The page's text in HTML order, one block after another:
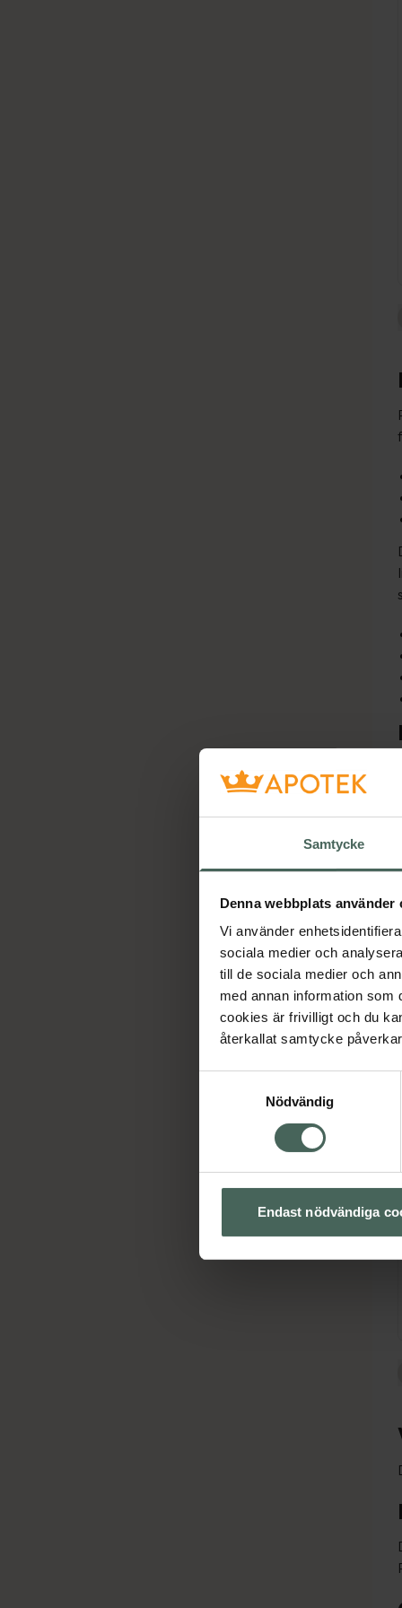
Samtycke
Denna webbplats använder
Vi använder
sociala medier och
till de sociala medier och
med annan information som
cookies är frivilligt och du
återkallat samtycke
Nödvändig
Endast nödvändiga